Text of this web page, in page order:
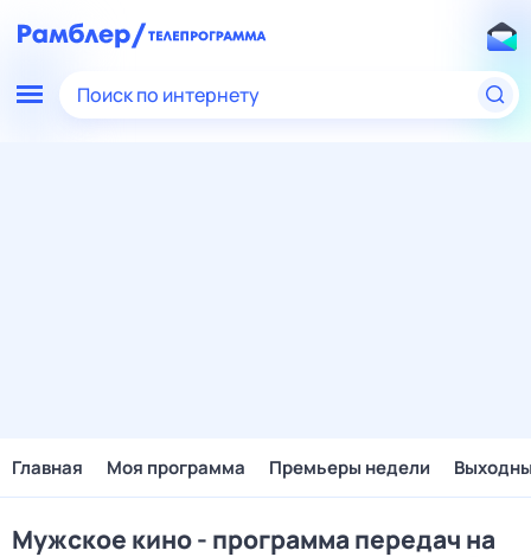
Поиск по интернету
Главная Моя программа Премьеры недели
Мужское кино - программа передач на